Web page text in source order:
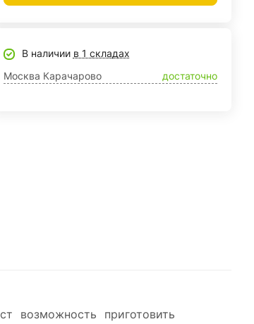
В наличии в 1 складах
Москва Карачарово
достаточно
возможность приготовить